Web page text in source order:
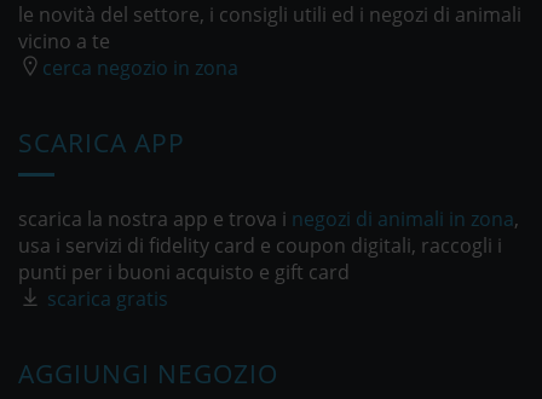
le novità del settore, i consigli utili ed i negozi di animali
vicino a te
cerca negozio in zona
SCARICA APP
scarica la nostra app e trova i negozi di animali in zona,
usa i servizi di fidelity card e coupon digitali, raccogli i
punti per i buoni acquisto e gift card
scarica gratis
AGGIUNGI NEGOZIO